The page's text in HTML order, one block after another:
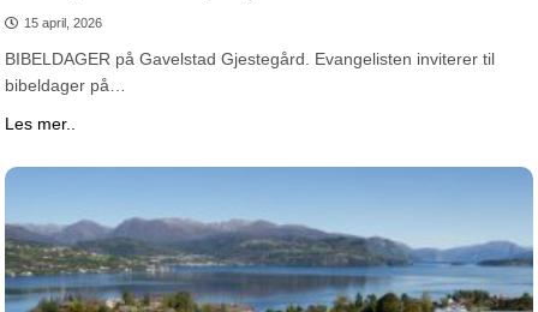
15 april, 2026
BIBELDAGER på Gavelstad Gjestegård. Evangelisten inviterer til
bibeldager på…
Les mer..